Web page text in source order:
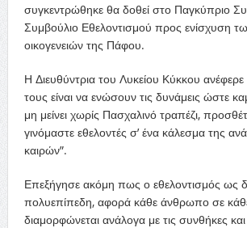
συγκεντρώθηκε θα δοθεί στο Παγκύπριο
Συμβούλιο Εθελοντισμού προς ενίσχυση
οικογενειών της Πάφου.
Η Διευθύντρια του Λυκείου Κύκκου
τους είναι να ενώσουν τις δυνάμεις ώστε
μη μείνει χωρίς Πασχαλινό τραπέζι,
γινόμαστε εθελοντές σ’ ένα κάλεσμα της
καιρών”.
Επεξήγησε ακόμη πως ο εθελοντισμός ως
πολυεπίπεδη, αφορά κάθε άνθρωπο σε
διαμορφώνεται ανάλογα με τις συνθήκες και